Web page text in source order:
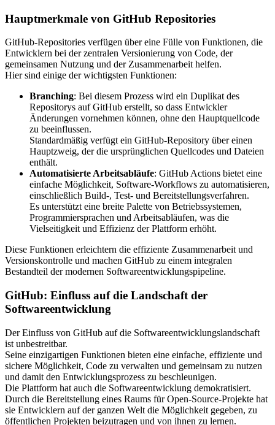
Hauptmerkmale von GitHub Repositories
GitHub-Repositories verfügen über eine Fülle von Funktionen, die
Entwicklern bei der zentralen Versionierung von Code, der
gemeinsamen Nutzung und der Zusammenarbeit helfen.
Hier sind einige der wichtigsten Funktionen:
Branching: Bei diesem Prozess wird ein Duplikat des
Repositorys auf GitHub erstellt, so dass Entwickler
Änderungen vornehmen können, ohne den Hauptquellcode
zu beeinflussen.
Standardmäßig verfügt ein GitHub-Repository über einen
Hauptzweig, der die ursprünglichen Quellcodes und Dateien
enthält.
Automatisierte Arbeitsabläufe: GitHub Actions bietet eine
einfache Möglichkeit, Software-Workflows zu automatisieren,
einschließlich Build-, Test- und Bereitstellungsverfahren.
Es unterstützt eine breite Palette von Betriebssystemen,
Programmiersprachen und Arbeitsabläufen, was die
Vielseitigkeit und Effizienz der Plattform erhöht.
Diese Funktionen erleichtern die effiziente Zusammenarbeit und
Versionskontrolle und machen GitHub zu einem integralen
Bestandteil der modernen Softwareentwicklungspipeline.
GitHub: Einfluss auf die Landschaft der
Softwareentwicklung
Der Einfluss von GitHub auf die Softwareentwicklungslandschaft
ist unbestreitbar.
Seine einzigartigen Funktionen bieten eine einfache, effiziente und
sichere Möglichkeit, Code zu verwalten und gemeinsam zu nutzen
und damit den Entwicklungsprozess zu beschleunigen.
Die Plattform hat auch die Softwareentwicklung demokratisiert.
Durch die Bereitstellung eines Raums für Open-Source-Projekte hat
sie Entwicklern auf der ganzen Welt die Möglichkeit gegeben, zu
öffentlichen Projekten beizutragen und von ihnen zu lernen.